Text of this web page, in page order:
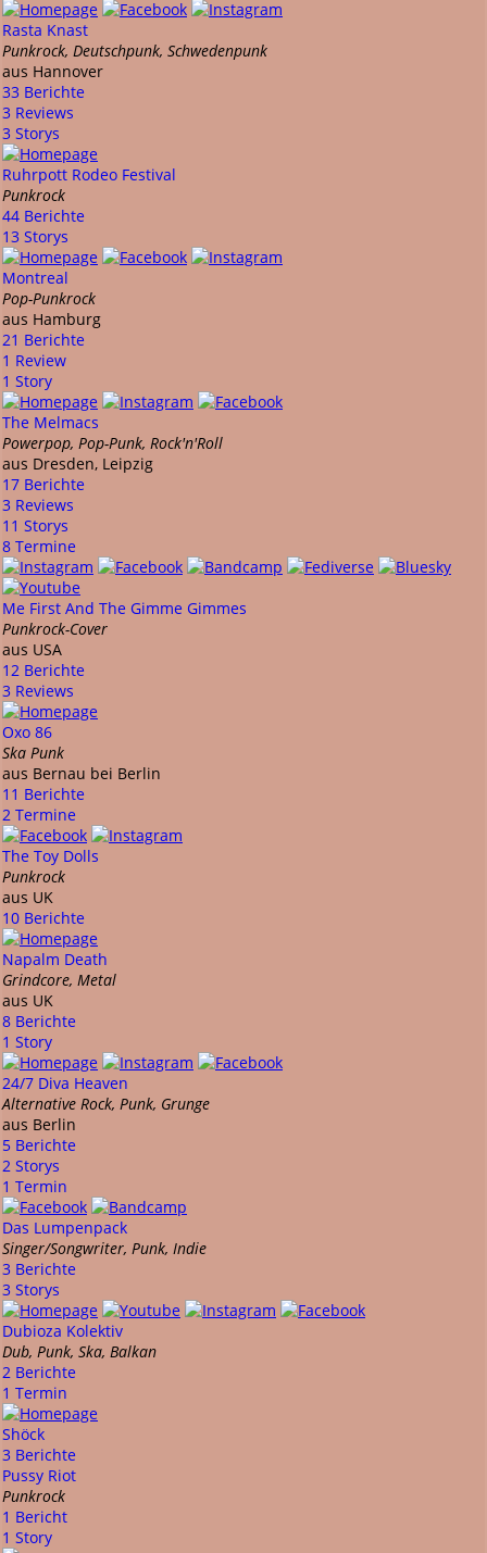
Rasta Knast
Punkrock, Deutschpunk, Schwedenpunk
aus Hannover
33 Berichte
3 Reviews
3 Storys
Ruhrpott Rodeo Festival
Punkrock
44 Berichte
13 Storys
Montreal
Pop-Punkrock
aus Hamburg
21 Berichte
1 Review
1 Story
The Melmacs
Powerpop, Pop-Punk, Rock'n'Roll
aus Dresden, Leipzig
17 Berichte
3 Reviews
11 Storys
8 Termine
Me First And The Gimme Gimmes
Punkrock-Cover
aus USA
12 Berichte
3 Reviews
Oxo 86
Ska Punk
aus Bernau bei Berlin
11 Berichte
2 Termine
The Toy Dolls
Punkrock
aus UK
10 Berichte
Napalm Death
Grindcore, Metal
aus UK
8 Berichte
1 Story
24/7 Diva Heaven
Alternative Rock, Punk, Grunge
aus Berlin
5 Berichte
2 Storys
1 Termin
Das Lumpenpack
Singer/Songwriter, Punk, Indie
3 Berichte
3 Storys
Dubioza Kolektiv
Dub, Punk, Ska, Balkan
2 Berichte
1 Termin
Shöck
3 Berichte
Pussy Riot
Punkrock
1 Bericht
1 Story